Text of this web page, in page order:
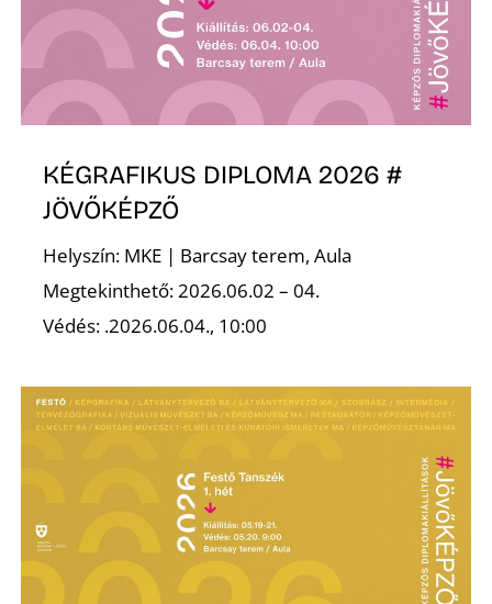
KÉGRAFIKUS DIPLOMA 2026 #
JÖVŐKÉPZŐ
Helyszín: MKE | Barcsay terem, Aula
Megtekinthető: 2026.06.02 – 04.
Védés: .2026.06.04., 10:00